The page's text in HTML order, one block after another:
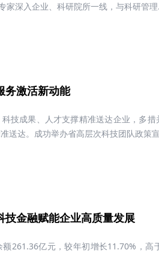
家深入企业、科研院所一线，与科研管
务激活新动能
技成果、人才支撑精准送达企业，多
送达。成功举办省高层次科技团队政策
技金融赋能企业高质量发展
261.36亿元，较年初增长11.70%，